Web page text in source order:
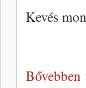
Kevés
Bővebben